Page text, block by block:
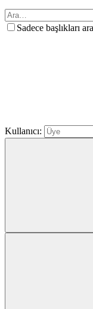
Sadece başlıkları ara
Kullanıcı: